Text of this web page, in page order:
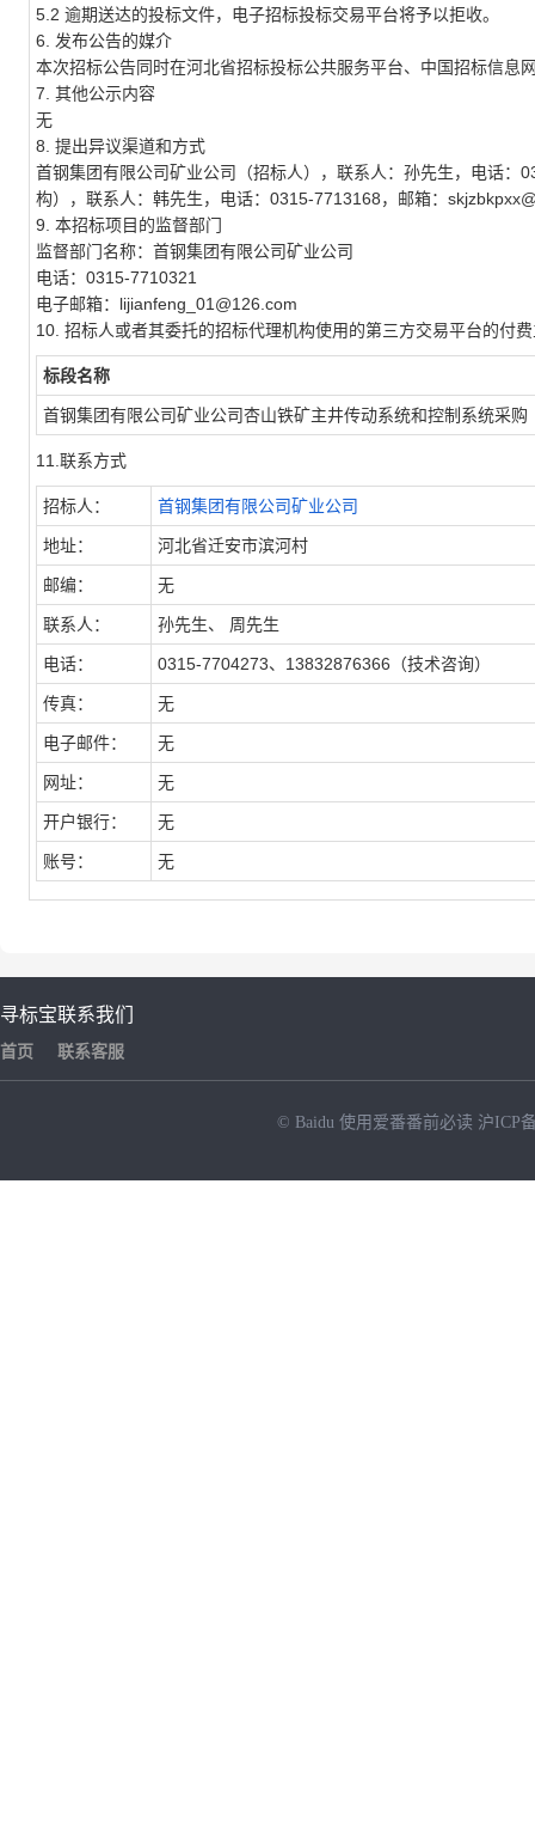
5.2 逾期送达的投标文件，电子招标投标交易平台将予以拒收。
6. 发布公告的媒介
本次招标公告同时在河北省招标投标公共服务平台、中国招标信息
7. 其他公示内容
无
8. 提出异议渠道和方式
首钢集团有限公司矿业公司（招标人），联系人：孙先生，电话
构），联系人：韩先生，电话：0315-7713168，邮箱：
9. 本招标项目的监督部门
监督部门名称： 首钢集团有限公司矿业公司
电话： 0315-7710321
电子邮箱： lijianfeng_01@126.com
10. 招标人或者其委托的招标代理机构使用的第三方交易平台的付
标段名称
首钢集团有限公司矿业公司杏山铁矿主井传动系统和控制系统采购
11.联系方式
招标人： 首钢集团有限公司矿业公司
地址： 河北省迁安市滨河村
邮编： 无
联系人： 孙先生、 周先生
电话： 0315-7704273、13832876366（技术咨询）
传真： 无
电子邮件： 无
网址： 无
开户银行： 无
账号： 无
寻标宝
首页
联系我们
联系客服
© Baidu 使用爱番番前必读 沪ICP